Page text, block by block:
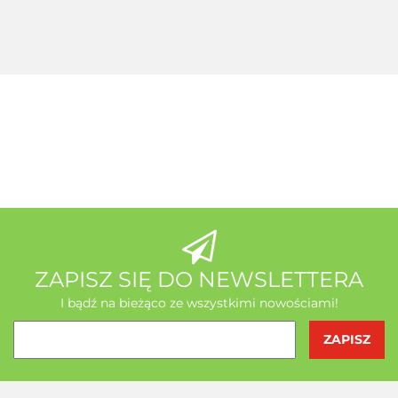
AB - Natura
ZAPISZ SIĘ DO NEWSLETTERA
I bądź na bieżąco ze wszystkimi nowościami!